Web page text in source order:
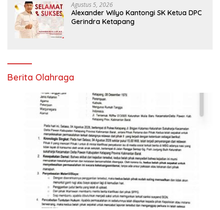
Agustus 5, 2026
Alexander Wilyo Kantongi SK Ketua DPC
Gerindra Ketapang
Berita Olahraga